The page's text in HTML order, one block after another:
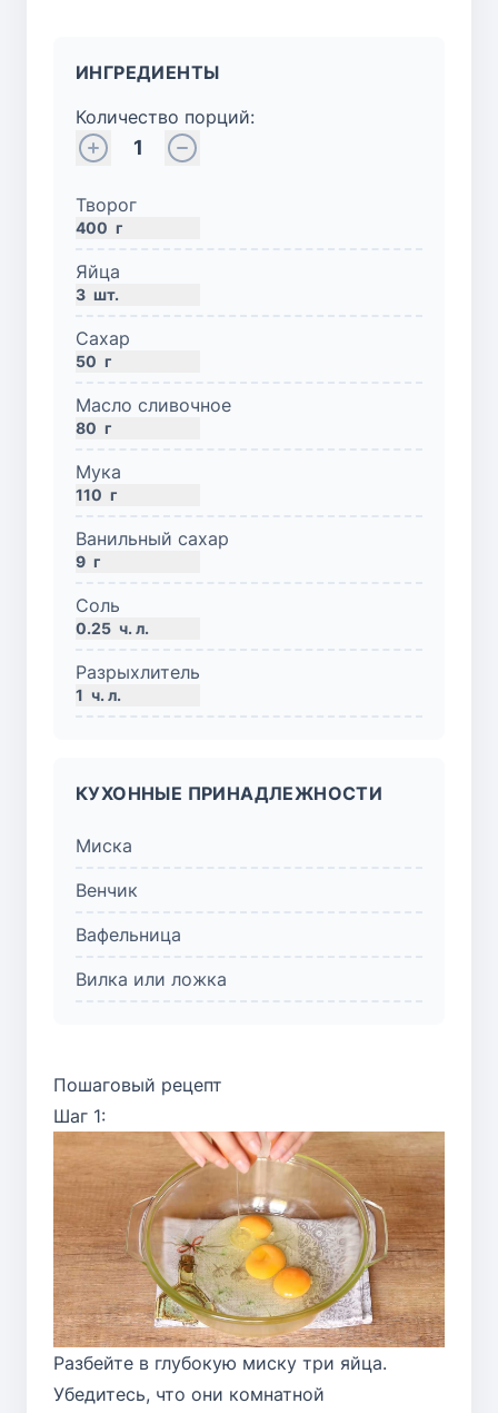
ИНГРЕДИЕНТЫ
Количество порций:
1
Творог
400 г
Яйца
3 шт.
Сахар
50 г
Масло сливочное
80 г
Мука
110 г
Ванильный сахар
9 г
Соль
0.25 ч. л.
Разрыхлитель
1 ч. л.
КУХОННЫЕ ПРИНАДЛЕЖНОСТИ
Миска
Венчик
Вафельница
Вилка или ложка
Пошаговый рецепт
Шаг 1:
Разбейте в глубокую миску три яйца.
Убедитесь, что они комнатной